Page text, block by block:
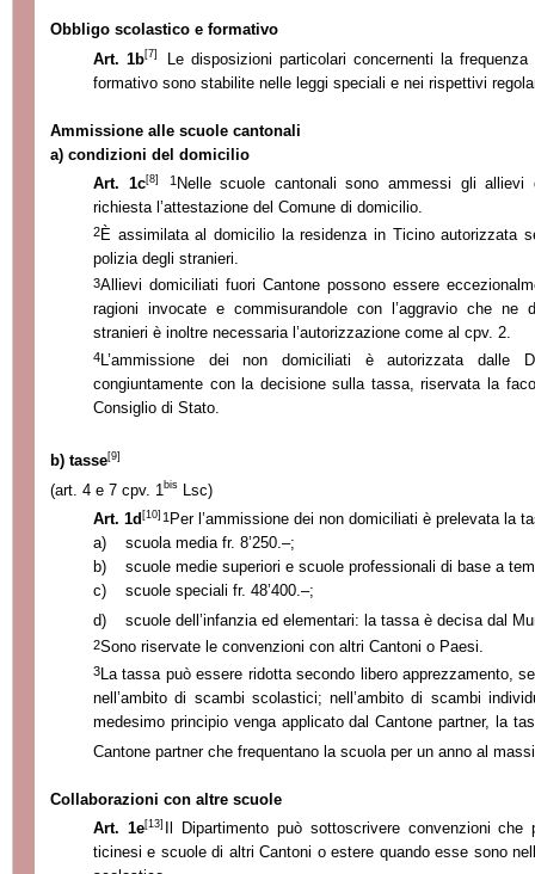
Obbligo scolastico e formativo
Art. 1b[7]
Le disposizioni particolari concernenti la
formativo sono stabilite nelle leggi speciali e nei rispettivi
Ammissione alle scuole cantonali
a) condizioni del domicilio
Art. 1c[8] 1 Nelle scuole cantonali sono ammessi gli
richiesta l’attestazione del Comune di domicilio.
2È assimilata al domicilio la residenza in Ticino autorizzata
polizia degli stranieri.
3Allievi domiciliati fuori Cantone possono essere
ragioni invocate e commisurandole con l’aggravio che ne
stranieri è inoltre necessaria l’autorizzazione come al cpv. 2.
4L’ammissione dei non domiciliati è autorizzata dalle
congiuntamente con la decisione sulla tassa, riservata la
Consiglio di Stato.
b) tasse[9]
(art. 4 e 7 cpv. 1bis
Lsc)
Art. 1d [10] 1Per l’ammissione dei non domiciliati è prelevata la
a)
scuola media fr. 8’250.–;
b)
scuole medie superiori e scuole professionali di base a
c)
scuole speciali fr. 48’400.–;
d)
scuole dell’infanzia ed elementari: la tassa è decisa dal
2Sono riservate le convenzioni con altri Cantoni o Paesi.
3La tassa può essere ridotta secondo libero apprezzamento,
nell’ambito di scambi scolastici; nell’ambito di scambi
medesimo principio venga applicato dal Cantone partner, la
Cantone partner che frequentano la scuola per un anno al
Collaborazioni con altre scuole
Art. 1e[13]
Il Dipartimento può sottoscrivere convenzioni
ticinesi e scuole di altri Cantoni o estere quando esse sono